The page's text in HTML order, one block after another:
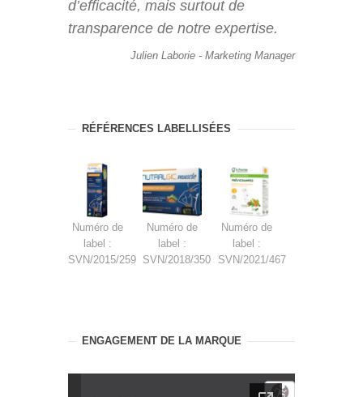
d’efficacité, mais surtout de
transparence de notre expertise.
Julien Laborie - Marketing Manager
RÉFÉRENCES LABELLISÉES
Numéro de
label :
SVN/2015/259
Numéro de
label :
SVN/2018/350
Numéro de
label :
SVN/2021/467
ENGAGEMENT DE LA MARQUE